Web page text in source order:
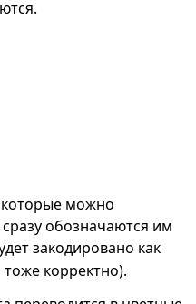
можно
обозначаются им
закодировано как
тоже корректно).